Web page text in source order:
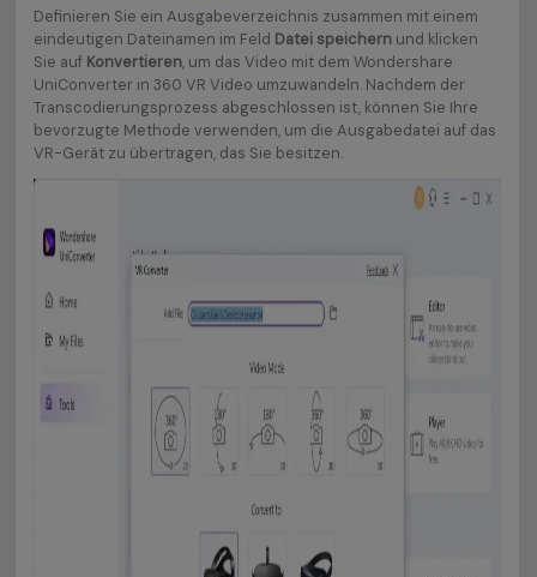
Definieren Sie ein Ausgabeverzeichnis zusammen mit einem
eindeutigen Dateinamen im Feld Datei speichernund klicken
Sie auf Konvertieren, um das Video mit dem Wondershare
UniConverter in 360 VR Video umzuwandeln. Nachdem der
Transcodierungsprozess abgeschlossen ist, können Sie Ihre
bevorzugte Methode verwenden, um die Ausgabedatei auf das
VR-Gerät zu übertragen, das Sie besitzen.